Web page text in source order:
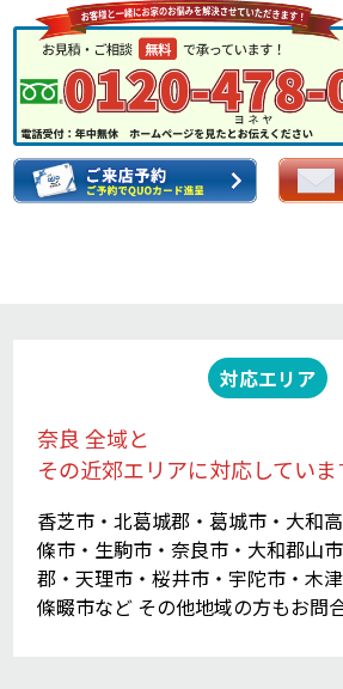
対応エリア
奈良 全域と
その近郊エリアに対応していま
香芝市・北葛城郡・葛城市・大和
條市・生駒市・奈良市・大和郡山
郡・天理市・桜井市・宇陀市・木
條畷市など その他地域の方もお問